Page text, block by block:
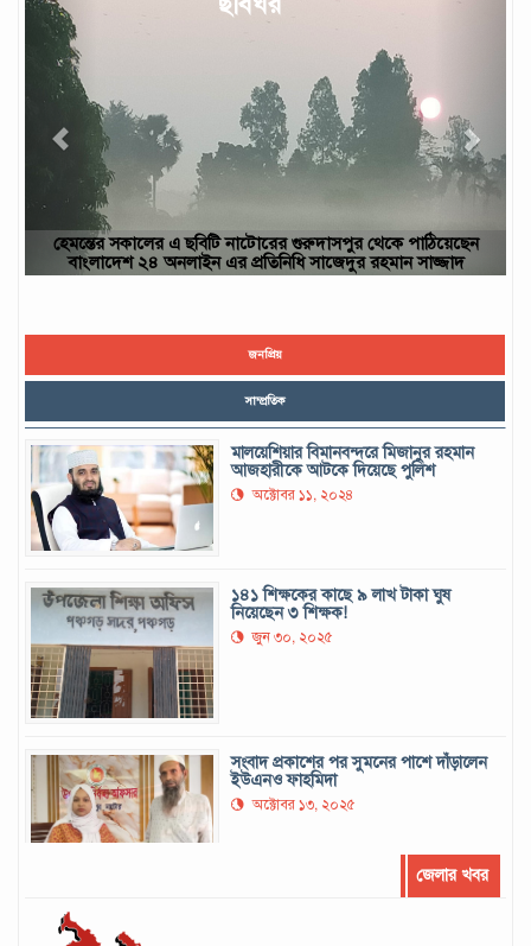
পাঠিয়েছেন
সাজ্জাদ
ছবিটি নওগাঁ জেলার রাণীনগর উপজেলার পারইল গ্রাম থেকে
ইউসুফ, নওগাঁ
জনপ্রিয়
সাম্প্রতিক
মালয়েশিয়ার বিমানবন্দরে মিজানুর রহমান
আজহারীকে আটকে দিয়েছে পুলিশ
অক্টোবর ১১, ২০২৪
১৪১ শিক্ষকের কাছে ৯ লাখ টাকা ঘুষ
নিয়েছেন ৩ শিক্ষক!
জুন ৩০, ২০২৫
সংবাদ প্রকাশের পর সুমনের পাশে দাঁড়ালেন
ইউএনও ফাহমিদা
অক্টোবর ১৩, ২০২৫
জেলার খবর